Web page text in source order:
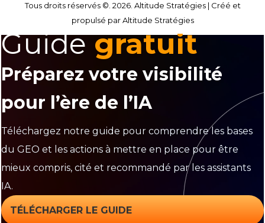
Tous droits réservés ©. 2026. Altitude Stratégies | Créé et
propulsé par Altitude Stratégies
Guide gratuit
Préparez votre visibilité
pour l’ère de l’IA
Téléchargez notre guide pour comprendre les bases
du GEO et les actions à mettre en place pour être
mieux compris, cité et recommandé par les assistants
IA.
TÉLÉCHARGER LE GUIDE